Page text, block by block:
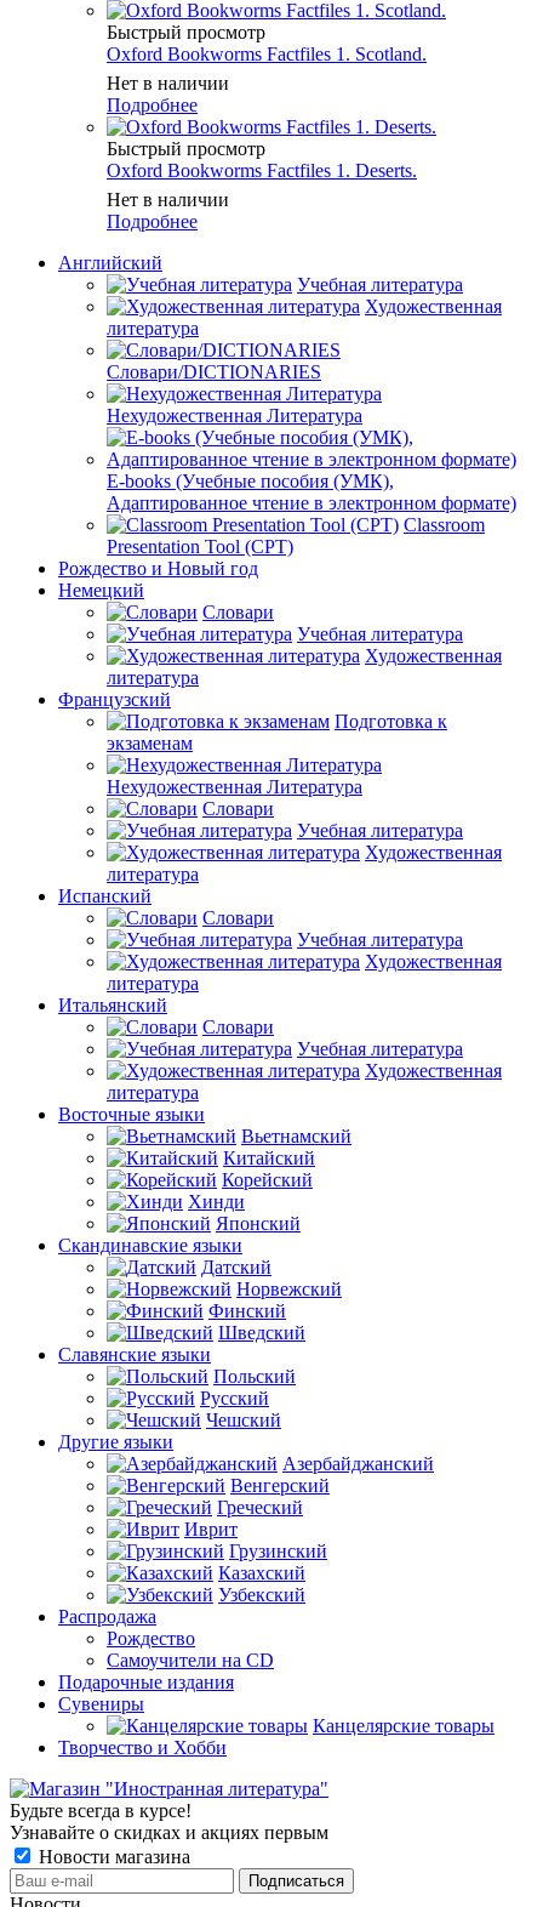
Быстрый просмотр
Oxford Bookworms Factfiles 1. Scotland.
Нет в наличии
Подробнее
Быстрый просмотр
Oxford Bookworms Factfiles 1. Deserts.
Нет в наличии
Подробнее
Английский
Учебная литература
Художественная
литература
Словари/DICTIONARIES
Нехудожественная Литература
E-books (Учебные пособия (УМК),
Адаптированное чтение в электронном формате)
Classroom
Presentation Tool (CPT)
Рождество и Новый год
Немецкий
Словари
Учебная литература
Художественная
литература
Французский
Подготовка к
экзаменам
Нехудожественная Литература
Словари
Учебная литература
Художественная
литература
Испанский
Словари
Учебная литература
Художественная
литература
Итальянский
Словари
Учебная литература
Художественная
литература
Восточные языки
Вьетнамский
Китайский
Корейский
Хинди
Японский
Скандинавские языки
Датский
Норвежский
Финский
Шведский
Славянские языки
Польский
Русский
Чешский
Другие языки
Азербайджанский
Венгерский
Греческий
Иврит
Грузинский
Казахский
Узбекский
Распродажа
Рождество
Самоучители на CD
Подарочные издания
Сувениры
Канцелярские товары
Творчество и Хобби
Будьте всегда в курсе!
Узнавайте о скидках и акциях первым
Новости магазина